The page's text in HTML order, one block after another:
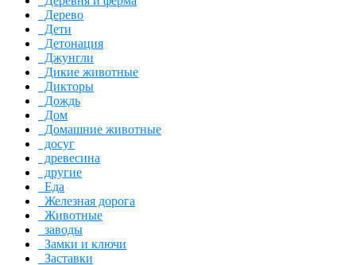
Дерево
Дети
Детонация
Джунгли
Дикие животные
Дикторы
Дождь
Дом
Домашние животные
досуг
древесина
другие
Еда
Железная дорога
Животные
заводы
Замки и ключи
Заставки